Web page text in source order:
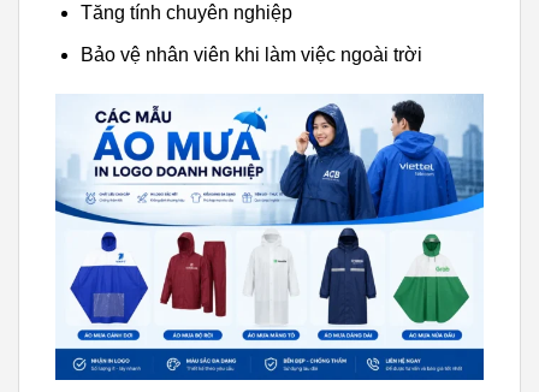
Tăng tính chuyên nghiệp
Bảo vệ nhân viên khi làm việc ngoài trời